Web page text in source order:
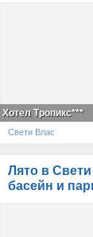
Хотел Тропикс***
Свети Влас
Лято в
басейн и